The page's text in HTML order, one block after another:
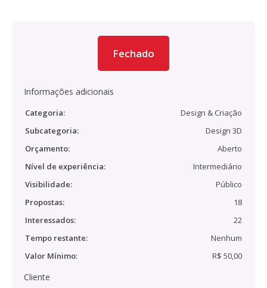
Fechado
Informações adicionais
Categoria:
Design & Criação
Subcategoria:
Design 3D
Orçamento:
Aberto
Nível de experiência:
Intermediário
Visibilidade:
Público
Propostas:
18
Interessados:
22
Tempo restante:
Nenhum
Valor Mínimo:
R$ 50,00
Cliente